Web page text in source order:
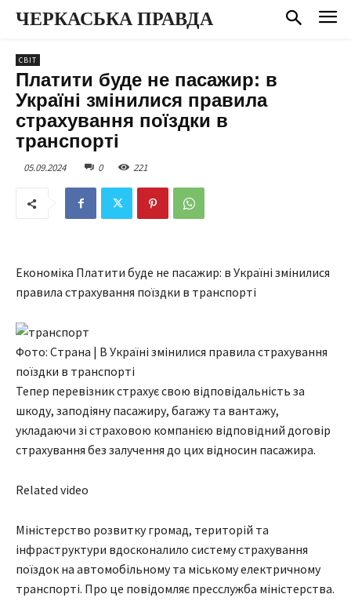
ЧЕРКАСЬКА ПРАВДА
СВІТ
Платити буде не пасажир: в
Україні змінилися правила
страхування поїздки в
транспорті
05.09.2024 0 221
Економіка Платити буде не пасажир: в Україні змінилися
правила страхування поїздки в транспорті
Фото: Страна | В Україні змінилися правила страхування
поїздки в транспорті
Тепер перевізник страхує свою відповідальність за
шкоду, заподіяну пасажиру, багажу та вантажу,
укладаючи зі страховою компанією відповідний договір
страхування без залучення до цих відносин пасажира.
Related video
Міністерство розвитку громад, територій та
інфраструктури вдосконалило систему страхування
поїздок на автомобільному та міському електричному
транспорті. Про це повідомляє пресслужба міністерства.